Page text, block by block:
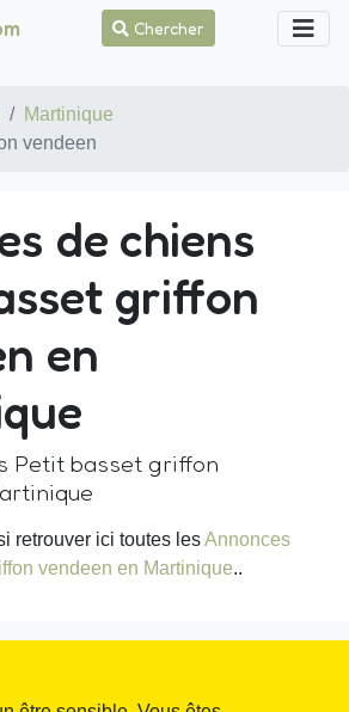
Chercher
Martinique
vendeen
de chiens
griffon
en
Petit basset griffon
retrouver ici toutes lesAnnonces
vendeen en Martinique..